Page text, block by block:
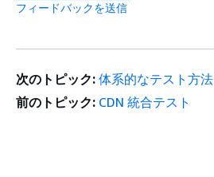
フィードバックを送信
次のトピック: 体系的なテスト方法
前のトピック: CDN 統合テスト